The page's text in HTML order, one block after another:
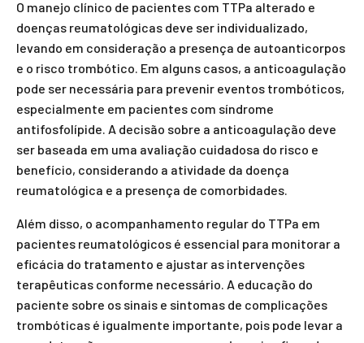
O manejo clínico de pacientes com TTPa alterado e
doenças reumatológicas deve ser individualizado,
levando em consideração a presença de autoanticorpos
e o risco trombótico. Em alguns casos, a anticoagulação
pode ser necessária para prevenir eventos trombóticos,
especialmente em pacientes com síndrome
antifosfolípide. A decisão sobre a anticoagulação deve
ser baseada em uma avaliação cuidadosa do risco e
benefício, considerando a atividade da doença
reumatológica e a presença de comorbidades.
Além disso, o acompanhamento regular do TTPa em
pacientes reumatológicos é essencial para monitorar a
eficácia do tratamento e ajustar as intervenções
terapêuticas conforme necessário. A educação do
paciente sobre os sinais e sintomas de complicações
trombóticas é igualmente importante, pois pode levar a